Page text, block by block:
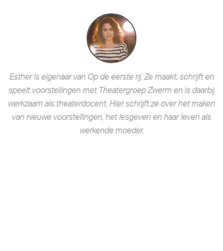
Esther is eigenaar van Op de eerste rij. Ze maakt, schrijft en
speelt voorstellingen met Theatergroep Zwerm en is daarbij
werkzaam als theaterdocent. Hier schrijft ze over het maken
van nieuwe voorstellingen, het lesgeven en haar leven als
werkende moeder.